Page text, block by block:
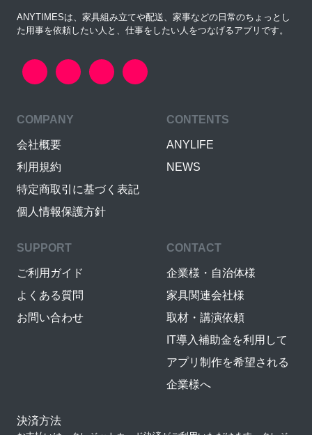
ANYTIMESは、家具組み立てや配送、家事などの日常のちょっとし
た用事を依頼したい人と、仕事をしたい人をつなげるアプリです。
COMPANY
会社概要
利用規約
特定商取引に基づく表記
個人情報保護方針
CONTENTS
ANYLIFE
NEWS
SUPPORT
ご利用ガイド
よくある質問
お問い合わせ
CONTACT
企業様・自治体様
家具関連会社様
取材・講演依頼
IT導入補助金を利用して
アプリ制作を希望される
企業様へ
決済方法